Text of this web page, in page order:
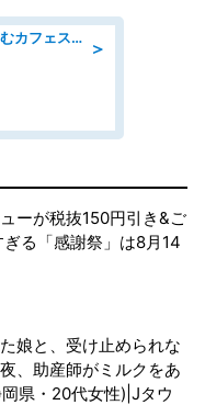
＞
ホールスタッフ/「家具屋が営むカフェスタッフ!」週2日～OK!嬉しいまかない付き/岡山県/浅口郡里庄町
ーが税抜150円引き&ご
る「感謝祭」は8月14
娘と、受け止められな
、助産師がミルクをあ
県・20代女性)|Jタウ